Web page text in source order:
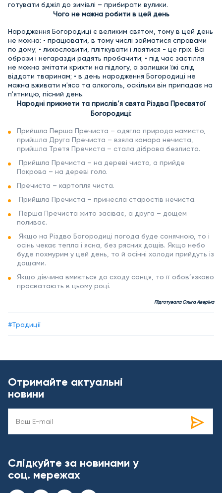
готувати бджіл до зимівлі – прибирати вулики.
Чого не можна робити в цей день
Народження Богородиці є великим святом, тому в цей день
не можна: • працювати, в тому числі займатися справами
по дому; • лихословити, пліткувати і лаятися - це гріх. Всі
образи і негаразди радять пробачити; • під час застілля
не можна змітати крихти на підлогу, а залишки їжі слід
віддати тваринам; • в день народження Богородиці не
можна вживати м'ясо та алкоголь, оскільки він припадає на
п'ятницю, пісний день.
Народні прикмети та прислів’я свята Різдва Пресвятої
Богородиці:
Прийшла Перша Пречиста – одягла природа намисто,
прийшла Друга Пречиста – взяла комара нечиста,
прийшла Третя Пречиста – стала діброва безлиста.
Прийшла Пречиста – на дереві чисто, а прийде
Покрова – на дереві голо.
Пречиста – картопля чиста.
Прийшла Пречиста – принесла старостів нечиста.
Перша Пречиста жито засіває, а друга – дощем
поливає.
Якщо на Різдво Богородиці погода буде сонячною, то і
осінь чекає тепла і ясна, без рясних дощів. Якщо небо
буде похмурим у цей день, то й осінні холоди прийдуть із
дощами.
Якщо дівчина вмиється до сходу сонця, то її обов’язково
просватають в цьому році.
Підготувала Ольга Аверіна
#Традиції
Отримайте актуальні
новини
Слідкуйте за новинами у
соц. мережах